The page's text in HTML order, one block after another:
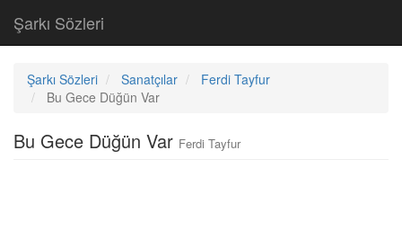
Şarkı Sözleri
Şarkı Sözleri Sanatçılar
Ferdi Tayfur
Bu Gece Düğün Var
Bu Gece Düğün Var Ferdi Tayfur